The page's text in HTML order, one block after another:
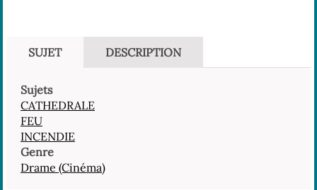
SUJET DESCRIPTION
Sujets
CATHEDRALE
FEU
INCENDIE
Genre
Drame (Cinéma)